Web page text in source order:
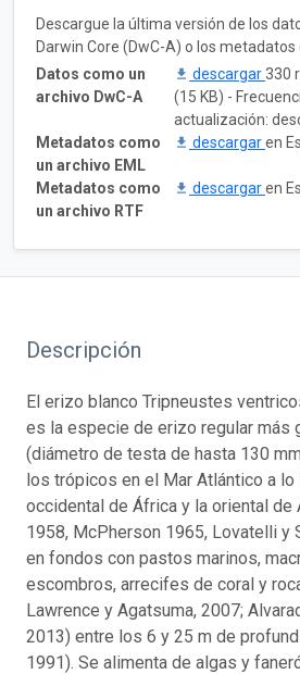
Descargue la última versión de los
Darwin Core (DwC-A) o los metadatos
Datos como un
archivo DwC-A
descargar330
(15 KB) -
actualización:
Metadatos como
un archivo EML
descargaren
Metadatos como
un archivo RTF
descargaren
Descripción
El erizo blanco Tripneustes
es la especie de erizo regular más
(diámetro de testa de hasta 130
los trópicos en el Mar Atlántico a
occidental de África y la oriental de
1958, McPherson 1965, Lovatelli y
en fondos con pastos marinos,
escombros, arrecifes de coral y
Lawrence y Agatsuma, 2007;
2013) entre los 6 y 25 m de
1991). Se alimenta de algas y